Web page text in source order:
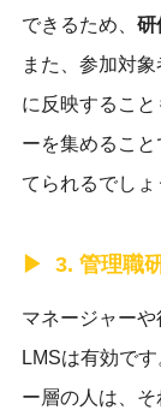
できるため、 研
また、参加対
に反映するこ
ーを集めるこ
てられるでしょ
3. 管理職
マネージャーや
LMSは有効で
ー層の人は、